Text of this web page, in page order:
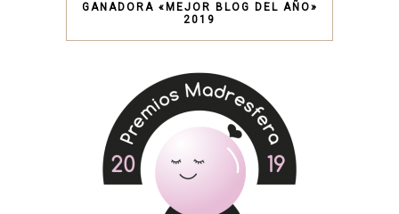
GANADORA «MEJOR BLOG DEL AÑO»
2019